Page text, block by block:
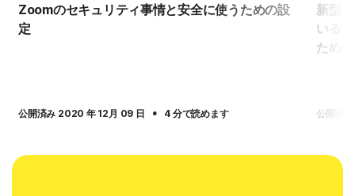
Zoomのセキュリティ事情と安全に使うための設
定
公開済み 2020 年 12月 09 日 · 4 分で読めます
新型
いる
ため
公開済